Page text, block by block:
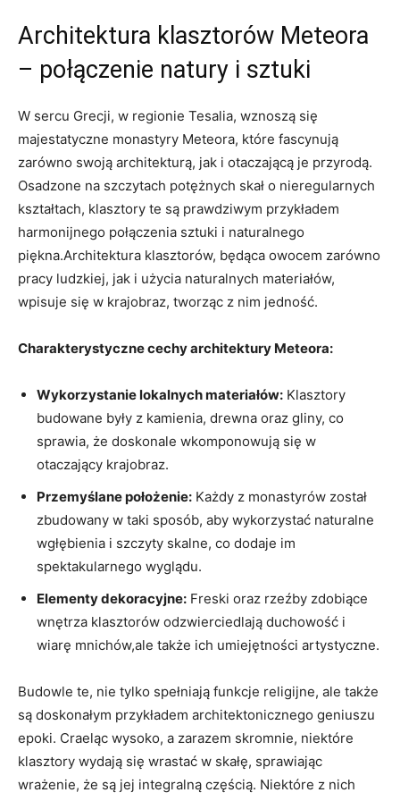
Architektura klasztorów Meteora
– połączenie natury i sztuki
W sercu Grecji, w regionie Tesalia, wznoszą się
majestatyczne monastyry Meteora, które fascynują
zarówno swoją architekturą, jak i otaczającą je przyrodą.
Osadzone na szczytach potężnych skał o nieregularnych
kształtach, klasztory te są prawdziwym przykładem
harmonijnego połączenia sztuki i naturalnego
piękna.Architektura klasztorów, będąca owocem zarówno
pracy ludzkiej, jak i użycia naturalnych materiałów,
wpisuje się w krajobraz, tworząc z nim jedność.
Charakterystyczne cechy architektury Meteora:
Wykorzystanie lokalnych materiałów: Klasztory
budowane były z kamienia, drewna oraz gliny, co
sprawia, że doskonale wkomponowują się w
otaczający krajobraz.
Przemyślane położenie: Każdy z monastyrów został
zbudowany w taki sposób, aby wykorzystać naturalne
wgłębienia i szczyty skalne, co dodaje im
spektakularnego wyglądu.
Elementy dekoracyjne: Freski oraz rzeźby zdobiące
wnętrza klasztorów odzwierciedlają duchowość i
wiarę mnichów,ale także ich umiejętności artystyczne.
Budowle te, nie tylko spełniają funkcje religijne, ale także
są doskonałym przykładem architektonicznego geniuszu
epoki. Craeląc wysoko, a zarazem skromnie, niektóre
klasztory wydają się wrastać w skałę, sprawiając
wrażenie, że są jej integralną częścią. Niektóre z nich